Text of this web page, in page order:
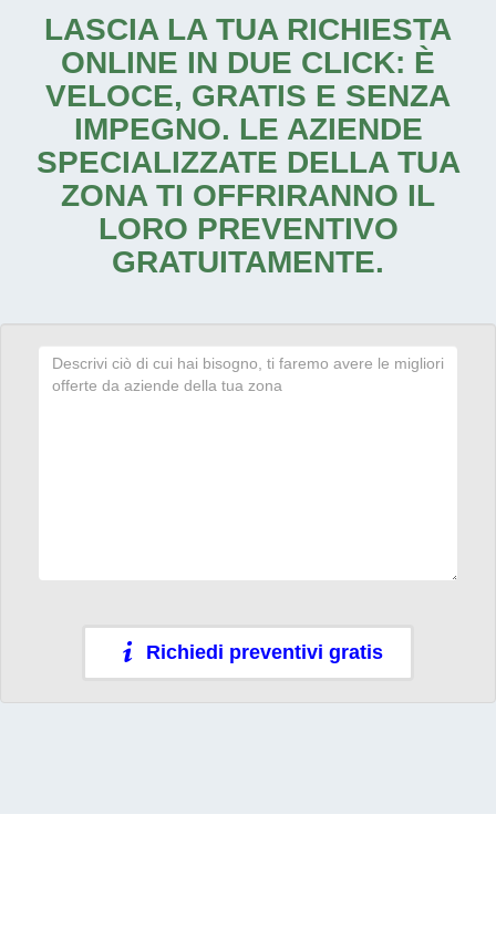
LASCIA LA TUA RICHIESTA
ONLINE IN DUE CLICK: È
VELOCE, GRATIS E SENZA
IMPEGNO. LE AZIENDE
SPECIALIZZATE DELLA TUA
ZONA TI OFFRIRANNO IL
LORO PREVENTIVO
GRATUITAMENTE.
Richiedi preventivi gratis